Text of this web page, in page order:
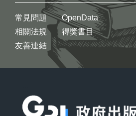
常見問題
相關法規
友善連結
OpenData
得獎書目